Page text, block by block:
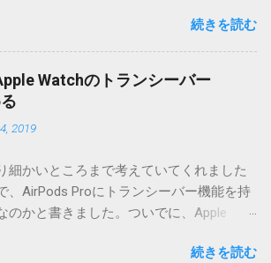
てください。MacOS XでZIP圧縮している
ァイル情報が含まれてしまうようで
用の差分ファイルはこちら 。ZIP圧縮して
いまのバージョン番号と同じバージョン
していく必要があります。0.5.0以降
方向けに、バージョンアップポイントを
な目的となっています。 まずはどんなふ
し、設置方法は後述します。 使い方 メー
（投稿者）を、2行目にカテゴリを、
前としてはいまだにiOSのままとか、そん
由じゃないでしょうね。 それは混乱のも
アップデートのセキュリティコンテンツ
いては、以下のWebサイトをご覧くださ
の部分。 セキュリティコンテンツ…？ こ
人によってはここで悩んだ結果、アップ
トをしない人も出てきそうですよ。アッ
ートに限らず、分からないけどやってみ
続きを読む
Watchのトランシーバー
2019
細かいところまで考えていてくれました
、AirPods Proにトランシーバー機能を持
のかと書きました。ついでに、Apple
るから使えないじゃん云々を書いたので
続きを読む